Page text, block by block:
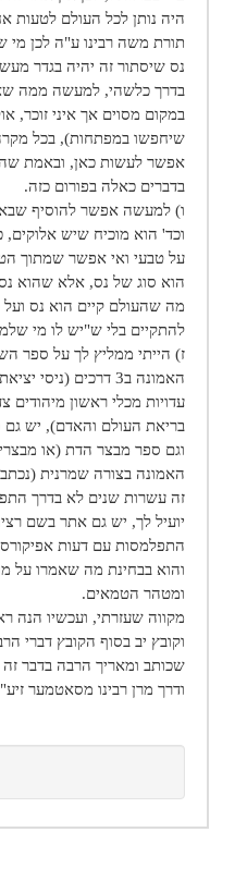
היה נותן לכל העולם
תורת משה רבינו ע"ה לכן מי
נס שיסתור זה יהיה בגדר
בדרך כלשהי, למעשה ממה
במקום מסוים אך איני זוכר,
שיחפשו במפתחות), בכל
אפשר לעשות כאן, ובאמת
בדברים כאלה בפורום כזה.
ו) למעשה אפשר להוסיף
וכד' הוא מוכיח שיש
על טבעי ואי אפשר שמתוך
הוא סוג של נס, אלא שהוא
מה שהעולם קיים הוא נס ועל
להתקיים בלי ש"יש לו מי
ז) הייתי ממליץ לך על ספר
האמונה ב3 דרכים
עדויות מכלי ראשון מיהודים
בריאת העולם והאדם), יש
וגם ספר מבצר הדת (או
האמונה בצורה שמרנית
זה עשרות שנים לא בדרך
יועיל לך, יש גם אתר בשם
התפלמסות עם דעות
והוא בבחינת מה שאמרו על
ומטהר הטמאים.
מקווה שעזרתי, ועכשיו הנה
וקובץ יב בסוף הקובץ דברי
שכותב ומאריך הרבה בדבר
ודרך מרן רבינו מסאטמער